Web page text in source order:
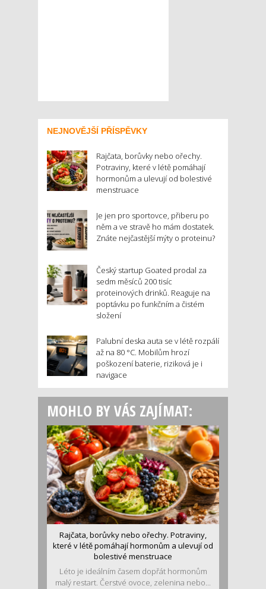
NEJNOVĚJŠÍ PŘÍSPĚVKY
Rajčata, borůvky nebo ořechy.
Potraviny, které v létě pomáhají
hormonům a ulevují od bolestivé
menstruace
Je jen pro sportovce, přiberu po
něm a ve stravě ho mám dostatek.
Znáte nejčastější mýty o proteinu?
Český startup Goated prodal za
sedm měsíců 200 tisíc
proteinových drinků. Reaguje na
poptávku po funkčním a čistém
složení
Palubní deska auta se v létě rozpálí
až na 80 °C. Mobilům hrozí
poškození baterie, riziková je i
navigace
MOHLO BY VÁS ZAJÍMAT:
Rajčata, borůvky nebo ořechy. Potraviny,
které v létě pomáhají hormonům a ulevují od
bolestivé menstruace
Léto je ideálním časem dopřát hormonům
malý restart. Čerstvé ovoce, zelenina nebo...